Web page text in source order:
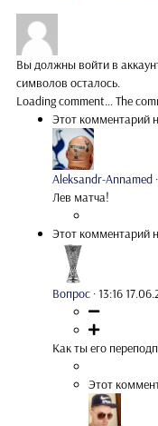
Вы должны войти в
символов осталось.
Loading comment...The
Этот комментарий
Aleksandr-Annamed ·
Лев матча!
Этот комментарий
Вопрос ·13:16
Как ты его
Этот